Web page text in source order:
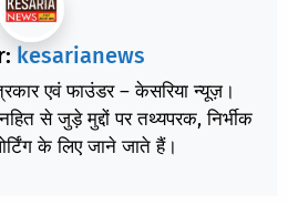
kesarianews
एवं फाउंडर – केसरिया न्यूज़।
से जुड़े मुद्दों पर तथ्यपरक, निर्भीक
के लिए जाने जाते हैं।